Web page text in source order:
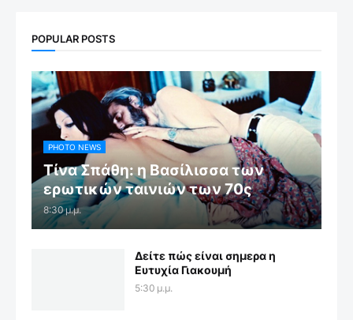
POPULAR POSTS
PHOTO NEWS
Τίνα Σπάθη: η Βασίλισσα των
ερωτικών ταινιών των 70ς
8:30 μ.μ.
Δείτε πώς είναι σημερα η
Ευτυχία Γιακουμή
5:30 μ.μ.